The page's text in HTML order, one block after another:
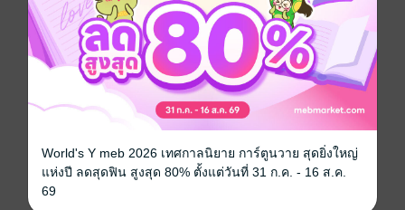
เวทมนตร์คาถา
ซีรีส์ ยูคิวโฮลเดอร์! UQ HOLDER! (รายตอน)
ประเภทไฟล์ pdf
ความยาว 18 หน้า
World's Y meb 2026 เทศกาลนิยาย การ์ตูนวาย สุดยิ่งใหญ่
แห่งปี ลดสุดฟิน สูงสุด 80% ตั้งแต่วันที่ 31 ก.ค. - 16 ส.ค.
69